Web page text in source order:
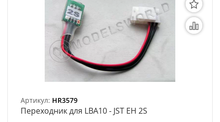
Артикул: HR3579
Переходник для LBA10 - JST EH 2S